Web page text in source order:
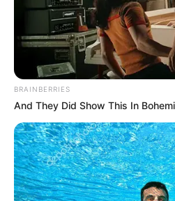
BRAINBERRIES
And They Did Show This In